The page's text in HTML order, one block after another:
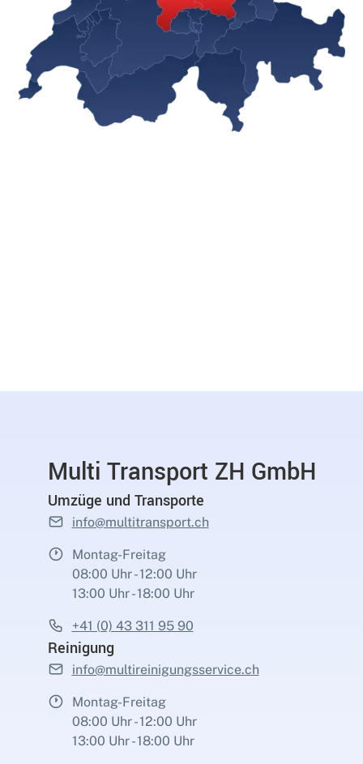
Multi Transport ZH GmbH
Umzüge und Transporte
info@multitransport.ch
Montag-Freitag
08:00 Uhr - 12:00 Uhr
13:00 Uhr - 18:00 Uhr
+41 (0) 43 311 95 90
Reinigung
info@multireinigungsservice.ch
Montag-Freitag
08:00 Uhr - 12:00 Uhr
13:00 Uhr - 18:00 Uhr